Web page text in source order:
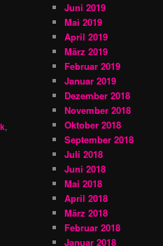
,
Juni 2019
Mai 2019
April 2019
März 2019
Februar 2019
Januar 2019
Dezember 2018
November 2018
Oktober 2018
September 2018
Juli 2018
Juni 2018
Mai 2018
April 2018
März 2018
Februar 2018
Januar 2018